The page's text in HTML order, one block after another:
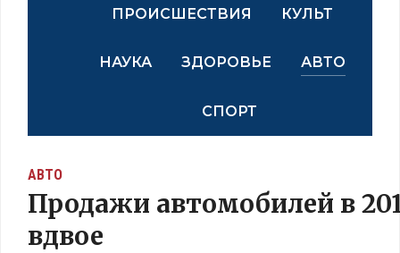
ПРОИСШЕСТВИЯ КУЛЬТ
НАУКА ЗДОРОВЬЕ АВТО
СПОРТ
АВТО
Продажи автомобилей в
вдвое